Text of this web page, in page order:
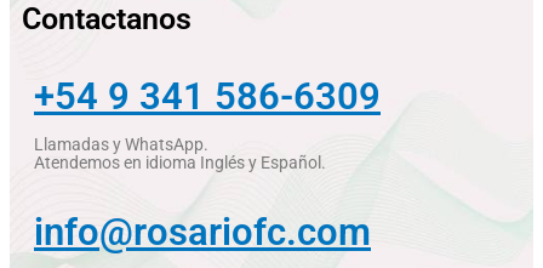
Contactanos
+54 9 341 586-6309
Llamadas y WhatsApp.
Atendemos en idioma Inglés y Español.
info@rosariofc.com